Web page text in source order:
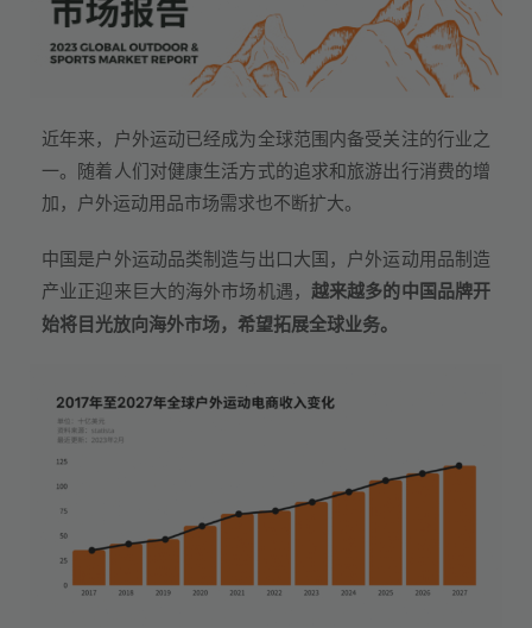
近年来，户外运动已经成为全球范围内备受关注的行业之
一。随着人们对健康生活方式的追求和旅游出行消费的增
加，户外运动用品市场需求也不断扩大。
中国是户外运动品类制造与出口大国，户外运动用品制造
产业正迎来巨大的海外市场机遇， 越来越多的中国品牌开
始将目光放向海外市场，希望拓展全球业务。